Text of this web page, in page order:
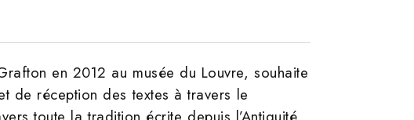
en 2012 au musée du Louvre, souhaite
de réception des textes à travers le